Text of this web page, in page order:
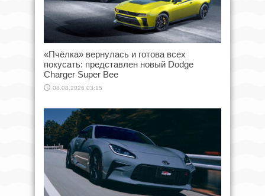
«Пчёлка» вернулась и готова всех
покусать: представлен новый Dodge
Charger Super Bee
08.08.2026 03:15